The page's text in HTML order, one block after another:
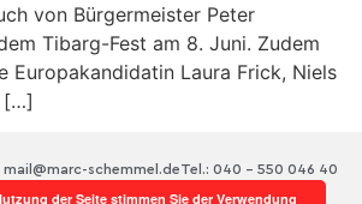
von Bürgermeister Peter
Tibarg-Fest am 8. Juni. Zudem
Europakandidatin Laura Frick, Niels
[…]
Tel.: 040 – 550 046 40
mail@marc-schemmel.de
der Seite stimmen Sie der Verwendung